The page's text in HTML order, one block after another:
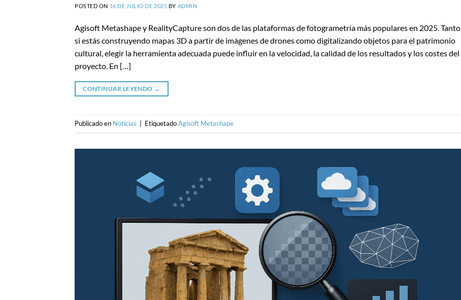
POSTED ON 16 DE JULIO DE 2025 BY ADMIN
Agisoft Metashape y RealityCapture son dos de las plataformas de fotogrametría más populares en 2025. Tanto
si estás construyendo mapas 3D a partir de imágenes de drones como digitalizando objetos para el patrimonio
cultural, elegir la herramienta adecuada puede influir en la velocidad, la calidad de los resultados y los costes del
proyecto. En […]
CONTINUAR LEYENDO →
Publicado en Noticias EtiquetadoAgisoft Metashape